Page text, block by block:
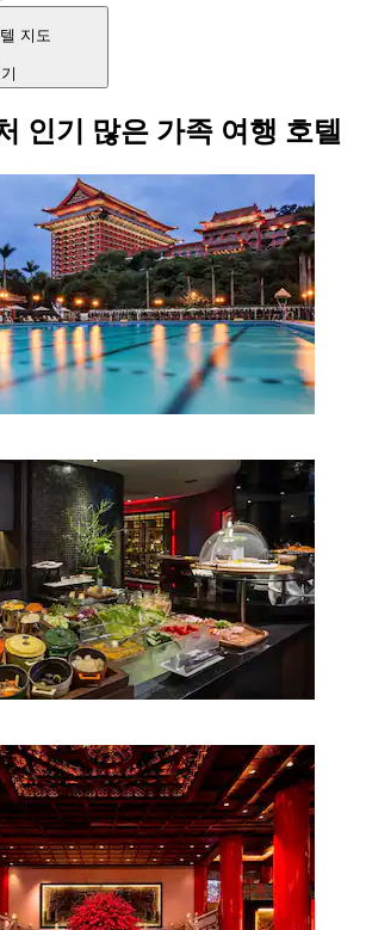
인기 많은 가족 여행 호텔